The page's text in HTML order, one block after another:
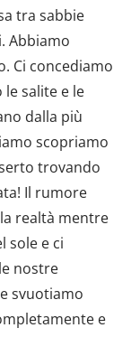
tra sabbie
Abbiamo
Ci concediamo
salite e le
dalla più
scopriamo
trovando
Il rumore
realtà mentre
sole e ci
nostre
svuotiamo
e